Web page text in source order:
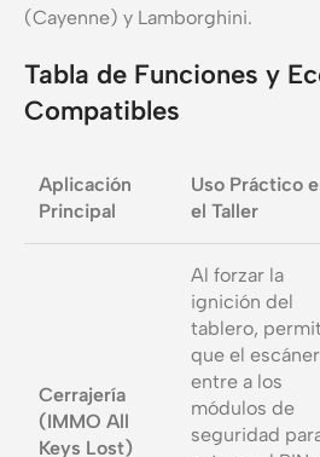
(Cayenne) y Lamborghini.
Tabla de Funciones y
Compatibles
Aplicación
Principal
Uso Práctico
el Taller
Cerrajería
(IMMO All
Keys Lost)
Al forzar la
ignición del
tablero,
que el escáner
entre a los
módulos de
seguridad